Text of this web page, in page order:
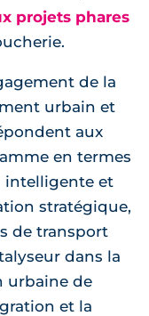
projets phares
de la
urbain et
aux
en termes
intelligente et
stratégique,
de transport
dans la
urbaine de
et la